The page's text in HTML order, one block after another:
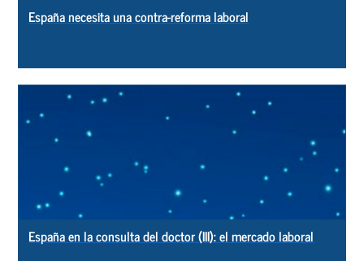
España necesita una contra-reforma laboral
España en la consulta del doctor (III): el mercado laboral